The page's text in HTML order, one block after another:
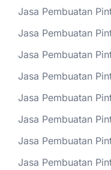
Jasa Pembuatan
Jasa Pembuatan
Jasa Pembuatan
Jasa Pembuatan
Jasa Pembuatan
Jasa Pembuatan
Jasa Pembuatan
Jasa Pembuatan